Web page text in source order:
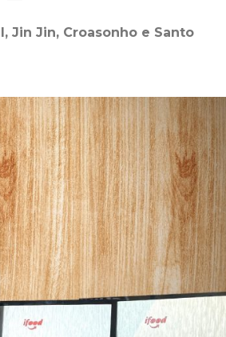
Jin Jin, Croasonho e Santo